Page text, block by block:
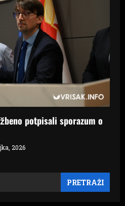
potpisali sporazum o
2026